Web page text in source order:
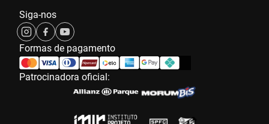
Siga-nos
Formas de pagamento
Patrocinadora oficial: